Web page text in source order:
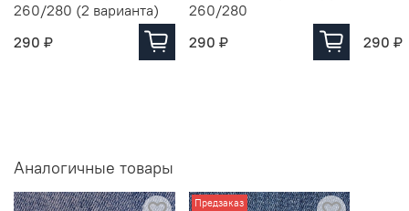
260/280 (2 варианта)
290 ₽
260/280
290 ₽
290 ₽
Аналогичные товары
Предзаказ